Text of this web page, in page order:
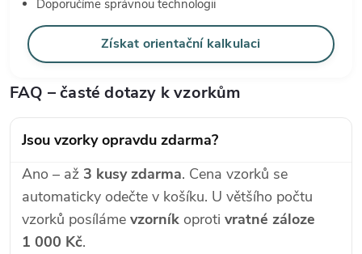
Doporučíme správnou technologii
Získat orientační kalkulaci
FAQ – časté dotazy k vzorkům
Jsou vzorky opravdu zdarma?
Ano – až 3 kusy zdarma. Cena vzorků se
automaticky odečte v košíku. U většího počtu
vzorků posíláme vzorník oproti vratné záloze
1 000 Kč.